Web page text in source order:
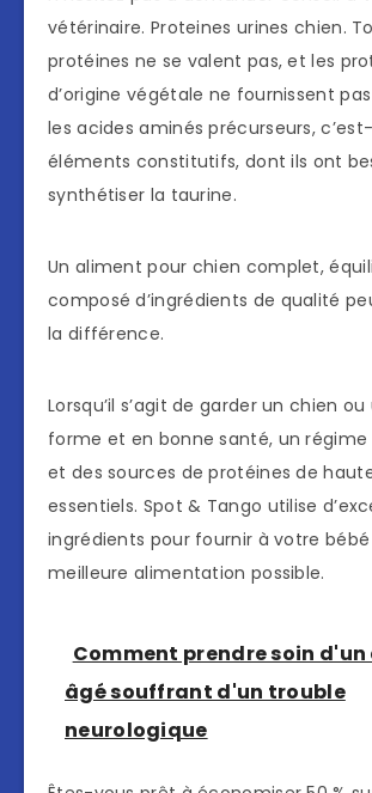
vétérinaire. Proteines urines chien.
protéines ne se valent pas, et les
d’origine végétale ne fournissent
les acides aminés précurseurs,
éléments constitutifs, dont ils ont
synthétiser la taurine.
Un aliment pour chien complet,
composé d’ingrédients de qualité
la différence.
Lorsqu’il s’agit de garder un chien
forme et en bonne santé, un
et des sources de protéines de
essentiels. Spot & Tango utilise
ingrédients pour fournir à votre
meilleure alimentation possible.
Comment prendre soin d'un
âgé souffrant d'un trouble
neurologique